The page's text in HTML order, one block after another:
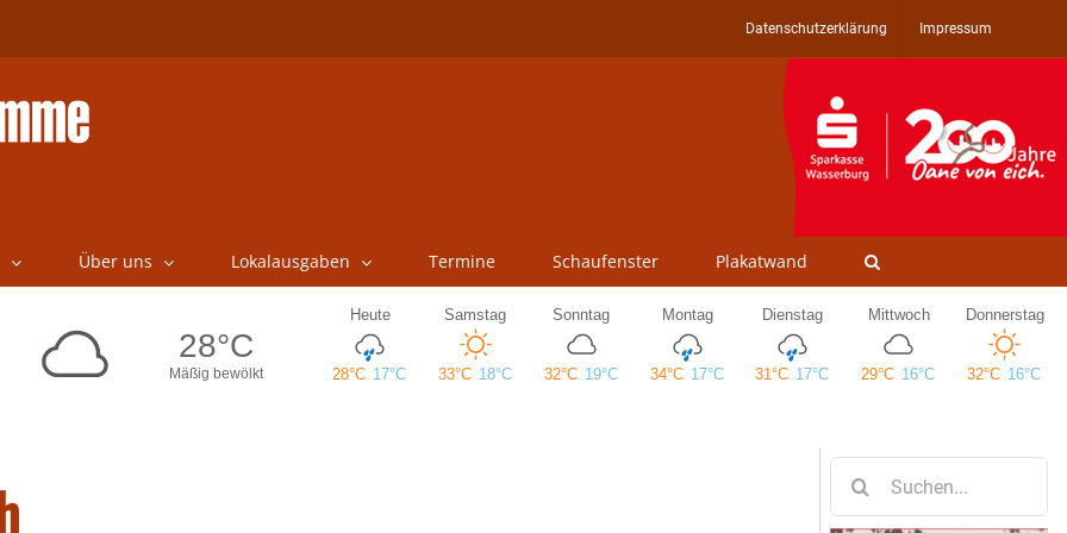
Datenschutzerklärung Impressum
Über uns Lokalausgaben Termine Schaufenster Plakatwand
nach: